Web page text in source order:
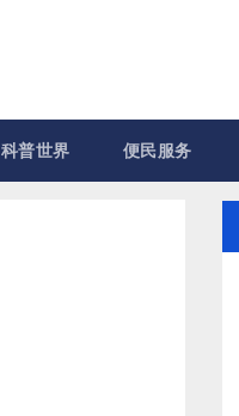
科普世界 便民服务